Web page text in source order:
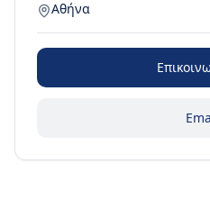
Αθήνα